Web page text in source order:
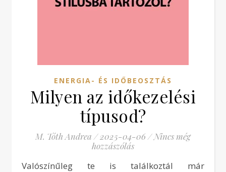
ENERGIA- ÉS IDŐBEOSZTÁS
Milyen az időkezelési
típusod?
M. Tóth Andrea / 2025-04-06/ Nincs még
hozzászólás
Valószínűleg te is találkoztál már